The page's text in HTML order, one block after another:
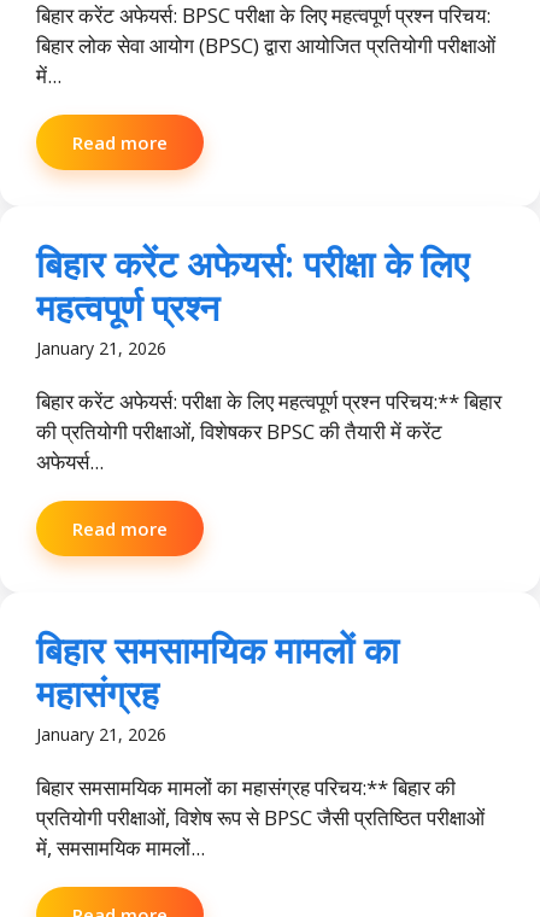
बिहार करेंट अफेयर्स: BPSC परीक्षा के लिए महत्वपूर्ण प्रश्न परिचय:
बिहार लोक सेवा आयोग (BPSC) द्वारा आयोजित प्रतियोगी परीक्षाओं
में...
Read more
बिहार करेंट अफेयर्स: परीक्षा के लिए
महत्वपूर्ण प्रश्न
January 21, 2026
बिहार करेंट अफेयर्स: परीक्षा के लिए महत्वपूर्ण प्रश्न परिचय:** बिहार
की प्रतियोगी परीक्षाओं, विशेषकर BPSC की तैयारी में करेंट
अफेयर्स...
Read more
बिहार समसामयिक मामलों का
महासंग्रह
January 21, 2026
बिहार समसामयिक मामलों का महासंग्रह परिचय:** बिहार की
प्रतियोगी परीक्षाओं, विशेष रूप से BPSC जैसी प्रतिष्ठित परीक्षाओं
में, समसामयिक मामलों...